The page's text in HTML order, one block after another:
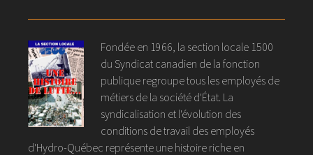
Fondée en 1966, la section locale 1500
du Syndicat canadien de la fonction
publique regroupe tous les employés de
métiers de la société d'État. La
syndicalisation et l'évolution des
conditions de travail des employés
d'Hydro-Québec représente une histoire riche en